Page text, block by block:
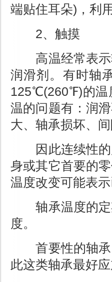
端贴住耳朵)，利
2、触摸
高温经常表示
润滑剂。有时轴
125℃(260℉)的温
温的问题有：润
大、轴承损坏、
因此连续性的
身或其它首要的
温度改变可能表
轴承温度的定
度。
首要性的轴承
此这类轴承最好